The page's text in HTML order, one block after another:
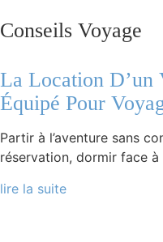
Conseils Voyage
La Location D’un
Équipé Pour
Partir à l’aventure sans
réservation, dormir face
lire la suite